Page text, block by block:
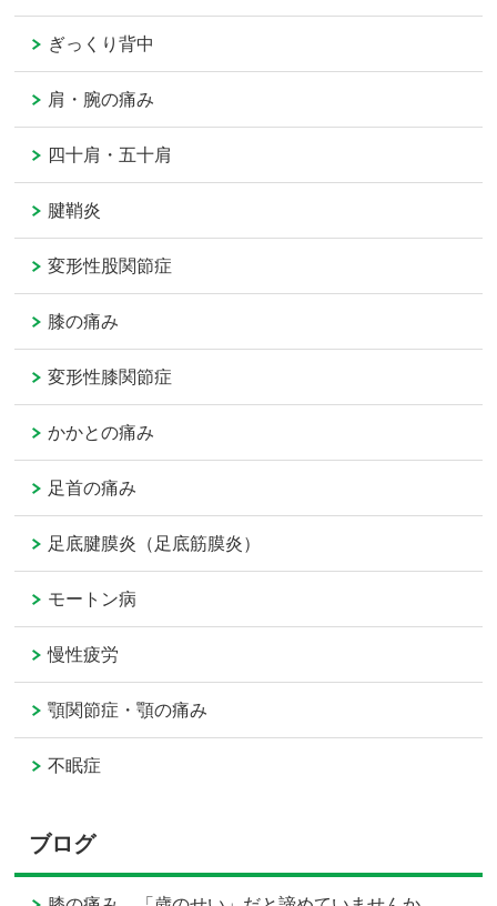
ぎっくり背中
肩・腕の痛み
四十肩・五十肩
腱鞘炎
変形性股関節症
膝の痛み
変形性膝関節症
かかとの痛み
足首の痛み
足底腱膜炎（足底筋膜炎）
モートン病
慢性疲労
顎関節症・顎の痛み
不眠症
ブログ